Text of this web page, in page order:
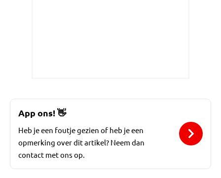
App ons! 👋
Heb je een foutje gezien of heb je een
opmerking over dit artikel? Neem dan
contact met ons op.